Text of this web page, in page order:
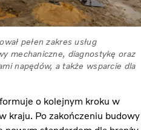
pełen zakres usług
mechaniczne, diagnostykę oraz
napędów, a także wsparcie dla
o kolejnym kroku w
kraju. Po zakończeniu budowy